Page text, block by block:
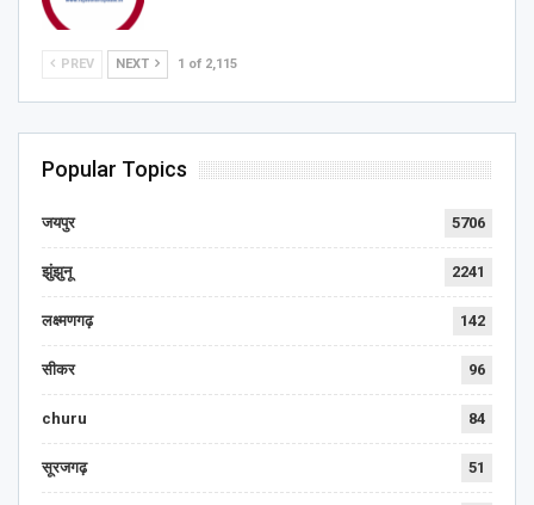
PREV NEXT 1 of 2,115
Popular Topics
जयपुर 5706
झुंझुनू 2241
लक्ष्मणगढ़ 142
सीकर 96
churu 84
सूरजगढ़ 51